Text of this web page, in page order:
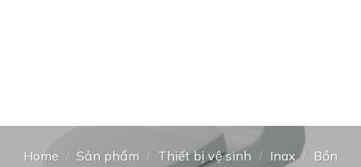
Home / Sản phẩm / Thiết bị vệ sinh / Inax / Bồn